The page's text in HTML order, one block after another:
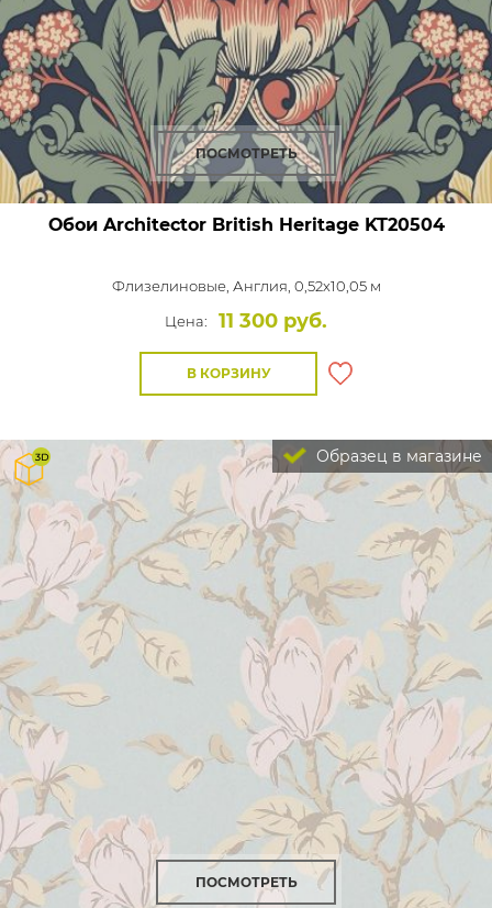
ПОСМОТРЕТЬ
Обои Architector British HeritageKT20504
Флизелиновые, Англия, 0,52x10,05 м
Цена:
11 300 руб.
В КОРЗИНУ
Образец в магазине
ПОСМОТРЕТЬ